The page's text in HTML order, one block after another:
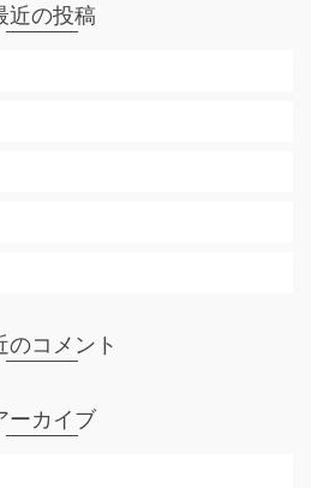
近の投稿
のコメント
ーカイブ